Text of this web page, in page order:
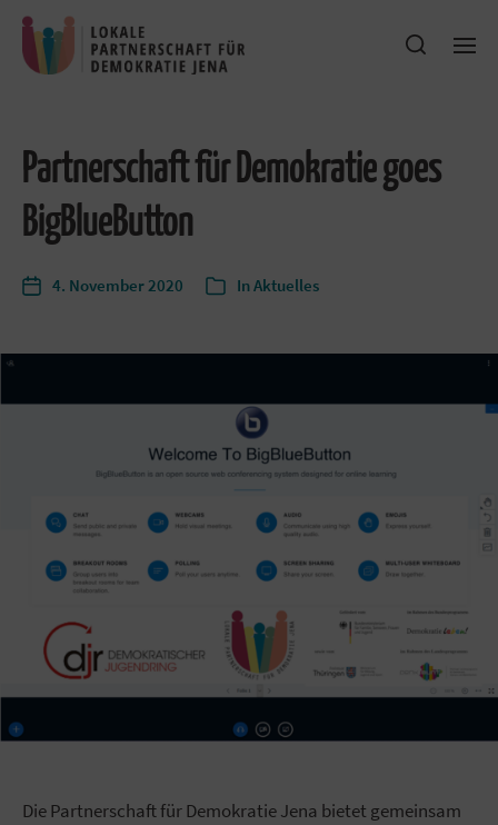
Partnerschaft für Demokratie goes
BigBlueButton
4. November 2020 InAktuelles
Die Partnerschaft für Demokratie Jena bietet gemeinsam